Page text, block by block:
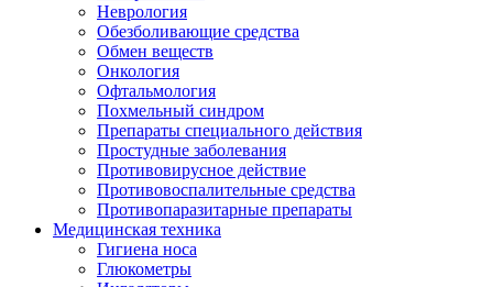
Неврология
Обезболивающие средства
Обмен веществ
Онкология
Офтальмология
Похмельный синдром
Препараты специального действия
Простудные заболевания
Противовирусное действие
Противовоспалительные средства
Противопаразитарные препараты
Медицинская техника
Гигиена носа
Глюкометры